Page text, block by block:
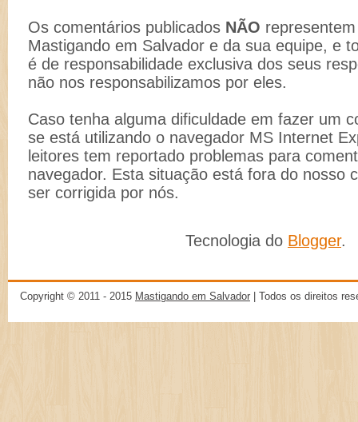
Os comentários publicados NÃO
Mastigando em Salvador e da sua equipe, e
é de responsabilidade exclusiva dos seus
não nos responsabilizamos por eles.
Caso tenha alguma dificuldade em fazer um
se está utilizando o navegador MS Internet
leitores tem reportado problemas para
navegador. Esta situação está fora do nosso
ser corrigida por nós.
Tecnologia do Blogger.
Copyright © 2011 - 2015 Mastigando em Salvador | Todos os direitos